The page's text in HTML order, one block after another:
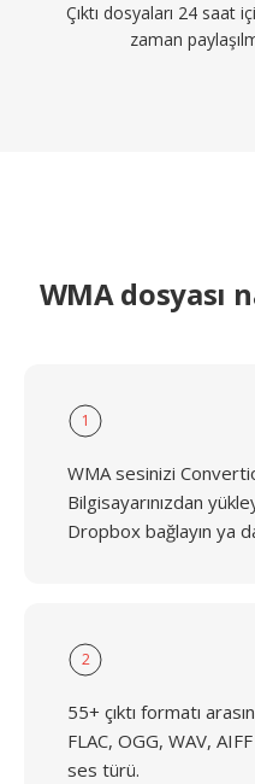
Çıktı dosyaları 24 saat
zaman
WMA dosyası
1
WMA sesinizi
Bilgisayarınızdan
Dropbox bağlayın ya
2
55+ çıktı formatı
FLAC, OGG, WAV,
ses türü.